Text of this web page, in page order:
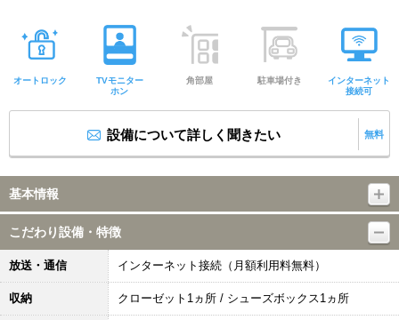
オートロック
TVモニター
ホン
角部屋 駐車場付き
インターネット
接続可
設備について詳しく聞きたい 無料
基本情報
こだわり設備・特徴
放送・通信 インターネット接続（月額利用料無料）
収納 クローゼット1ヵ所 / シューズボックス1ヵ所